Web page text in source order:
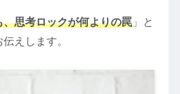
、思考ロックが何よりの罠 」と
えします。